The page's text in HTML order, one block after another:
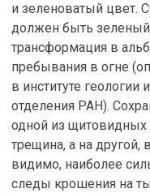
и зеленоватый цвет.
должен быть зеленый
трансформация в
пребывания в огне
в институте геологии
отделения РАН).
одной из щитовидных
трещина, а на
видимо, наиболее
следы крошения на